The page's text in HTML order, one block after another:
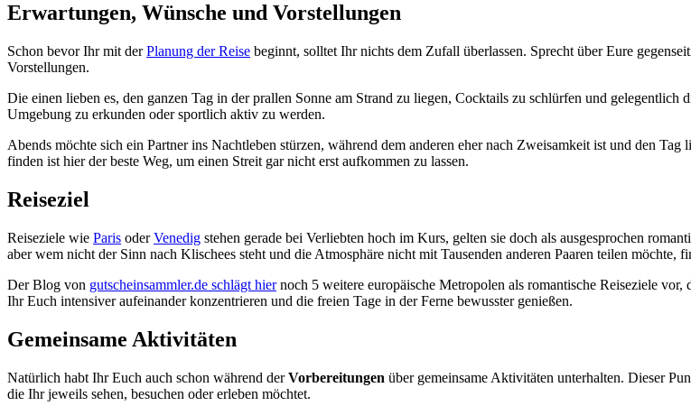
Erwartungen, Wünsche und Vorstellungen
Schon bevor Ihr mit derPlanung der Reise beginnt, solltet Ihr nichts dem Zufall überlassen. Sprecht über Eure
Vorstellungen.
Die einen lieben es, den ganzen Tag in der prallen Sonne am Strand zu liegen, Cocktails zu schlürfen und
Umgebung zu erkunden oder sportlich aktiv zu werden.
Abends möchte sich ein Partner ins Nachtleben stürzen, während dem anderen eher nach Zweisamkeit ist und den
finden ist hier der beste Weg, um einen Streit gar nicht erst aufkommen zu lassen.
Reiseziel
Reiseziele wie Paris oderVenedig stehen gerade bei Verliebten hoch im Kurs, gelten sie doch als ausgesprochen
aber wem nicht der Sinn nach Klischees steht und die Atmosphäre nicht mit Tausenden anderen Paaren teilen möchte,
Der Blog von gutscheinsammler.de schlägt hiernoch 5 weitere europäische Metropolen als romantische Reiseziele
Ihr Euch intensiver aufeinander konzentrieren und die freien Tage in der Ferne bewusster genießen.
Gemeinsame Aktivitäten
Natürlich habt Ihr Euch auch schon während derVorbereitungen über gemeinsame Aktivitäten unterhalten. Dieser
die Ihr jeweils sehen, besuchen oder erleben möchtet.